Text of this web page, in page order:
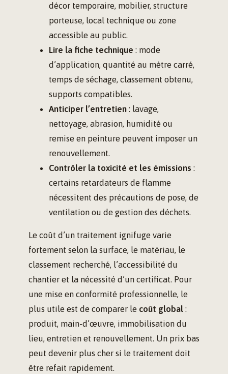
décor temporaire, mobilier, structure
porteuse, local technique ou zone
accessible au public.
Lire la fiche technique : mode
d’application, quantité au mètre carré,
temps de séchage, classement obtenu,
supports compatibles.
Anticiper l’entretien : lavage,
nettoyage, abrasion, humidité ou
remise en peinture peuvent imposer un
renouvellement.
Contrôler la toxicité et les émissions :
certains retardateurs de flamme
nécessitent des précautions de pose, de
ventilation ou de gestion des déchets.
Le coût d’un traitement ignifuge varie
fortement selon la surface, le matériau, le
classement recherché, l’accessibilité du
chantier et la nécessité d’un certificat. Pour
une mise en conformité professionnelle, le
plus utile est de comparer le coût global :
produit, main-d’œuvre, immobilisation du
lieu, entretien et renouvellement. Un prix bas
peut devenir plus cher si le traitement doit
être refait rapidement.